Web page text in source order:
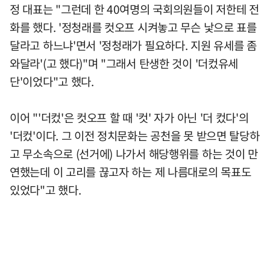
정 대표는 "그런데 한 40여명의 국회의원들이 저한테 전
화를 했다. '정청래를 컷오프 시켜놓고 무슨 낯으로 표를
달라고 하느냐'면서 '정청래가 필요하다. 지원 유세를 좀
와달라'(고 했다)"며 "그래서 탄생한 것이 '더컸유세
단'이었다"고 했다.
이어 "'더컸'은 컷오프 할 때 '컷' 자가 아닌 '더 컸다'의
'더컸'이다. 그 이전 정치문화는 공천을 못 받으면 탈당하
고 무소속으로 (선거에) 나가서 해당행위를 하는 것이 만
연했는데 이 고리를 끊고자 하는 제 나름대로의 목표도
있었다"고 했다.